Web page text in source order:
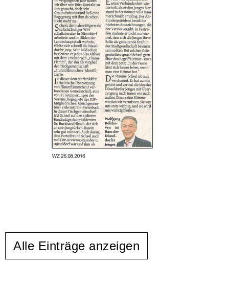
Alle Einträge anzeigen